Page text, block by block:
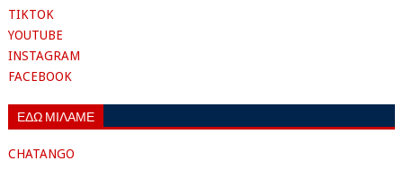
TIKTOK
YOUTUBE
INSTAGRAM
FACEBOOK
ΕΔΩ ΜΙΛΑΜΕ
CHATANGO